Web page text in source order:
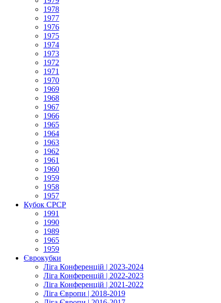
1978
1977
1976
1975
1974
1973
1972
1971
1970
1969
1968
1967
1966
1965
1964
1963
1962
1961
1960
1959
1958
1957
Кубок СРСР
1991
1990
1989
1965
1959
Єврокубки
Ліга Конференцій | 2023-2024
Ліга Конференцій | 2022-2023
Ліга Конференцій | 2021-2022
Ліга Європи | 2018-2019